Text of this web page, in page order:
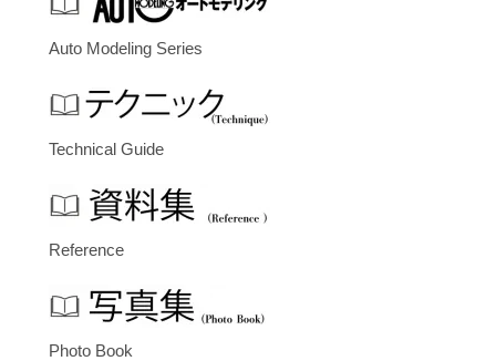
Auto Modeling Series
Technical Guide
Reference
Photo Book